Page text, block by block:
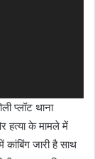
प्लॉट थाना
हत्या के मामले में
कांबिंग जारी है साथ